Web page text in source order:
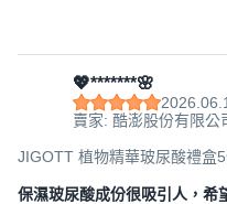
💖*******🌸
賣家: 酷澎股份有限公
JIGOTT 植物精華玻尿酸禮盒
保濕玻尿酸成份很吸引人，希